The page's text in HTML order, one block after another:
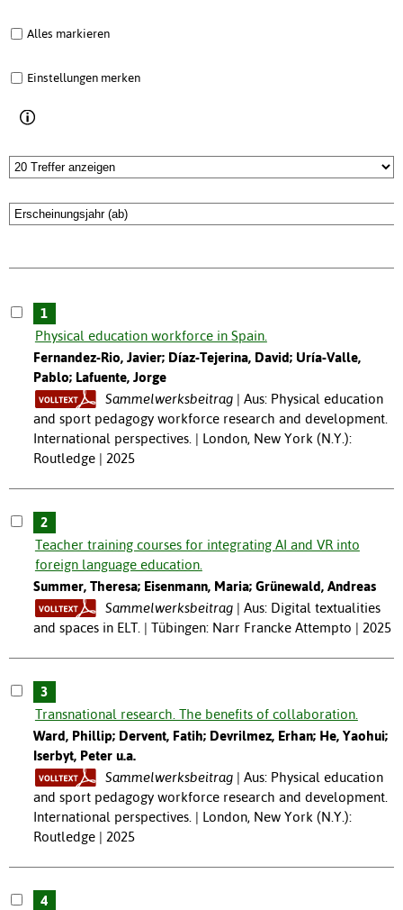
Alles markieren
Einstellungen merken
1
Physical education workforce in Spain.
Fernandez-Rio, Javier; Díaz-Tejerina, David; Uría-Valle,
Pablo; Lafuente, Jorge
Sammelwerksbeitrag
Aus: Physical education
and sport pedagogy workforce research and development.
International perspectives. | London, New York (N.Y.):
Routledge | 2025
2
Teacher training courses for integrating AI and VR into
foreign language education.
Summer, Theresa; Eisenmann, Maria; Grünewald, Andreas
Sammelwerksbeitrag
Aus: Digital textualities
and spaces in ELT. | Tübingen: Narr Francke Attempto | 2025
3
Transnational research. The benefits of collaboration.
Ward, Phillip; Dervent, Fatih; Devrilmez, Erhan; He, Yaohui;
Iserbyt, Peter u.a.
Sammelwerksbeitrag
Aus: Physical education
and sport pedagogy workforce research and development.
International perspectives. | London, New York (N.Y.):
Routledge | 2025
4